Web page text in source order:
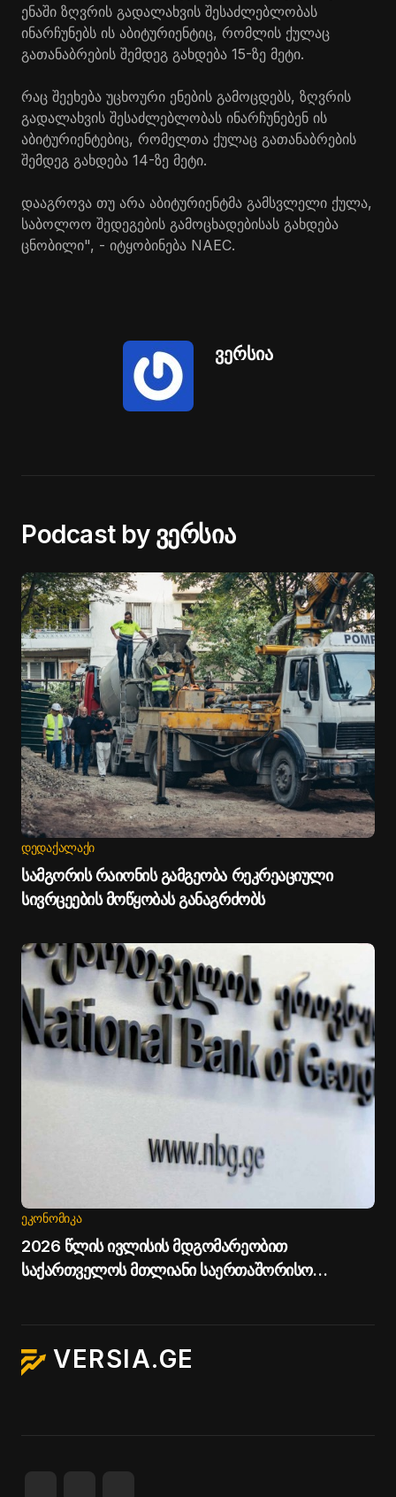
ენაში ზღვრის გადალახვის შესაძლებლობას
ინარჩუნებს ის აბიტურიენტიც, რომლის ქულაც
გათანაბრების შემდეგ გახდება 15-ზე მეტი.
რაც შეეხება უცხოური ენების გამოცდებს, ზღვრის
გადალახვის შესაძლებლობას ინარჩუნებენ ის
აბიტურიენტებიც, რომელთა ქულაც გათანაბრების
შემდეგ გახდება 14-ზე მეტი.
დააგროვა თუ არა აბიტურიენტმა გამსვლელი ქულა,
საბოლოო შედეგების გამოცხადებისას გახდება
ცნობილი", - იტყობინება NAEC.
ვერსია
Podcast by ვერსია
ᲓᲔᲓᲐᲥᲐᲚᲐᲥᲘ
სამგორის რაიონის გამგეობა რეკრეაციული
სივრცეების მოწყობას განაგრძობს
ᲔᲙᲝᲜᲝᲛᲘᲙᲐ
2026 წლის ივლისის მდგომარეობით
საქართველოს მთლიანი საერთაშორისო
VERSIA.GE